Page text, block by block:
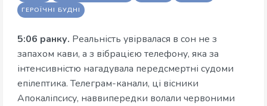
ГЕРОЇЧНІ БУДНІ
5:06 ранку. Реальність увірвалася в сон не з
запахом кави, а з вібрацією телефону, яка за
інтенсивністю нагадувала передсмертні судоми
епілептика. Телеграм-канали, ці вісники
Апокаліпсису, наввипередки волали червоними